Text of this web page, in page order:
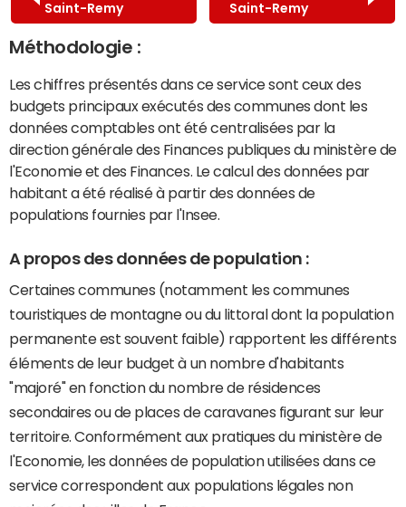
Saint-Remy
Saint-Remy
Méthodologie :
Les chiffres présentés dans ce service sont ceux des
budgets principaux exécutés des communes dont les
données comptables ont été centralisées par la
direction générale des Finances publiques du ministère de
l'Economie et des Finances. Le calcul des données par
habitant a été réalisé à partir des données de
populations fournies par l'Insee.
A propos des données de population :
Certaines communes (notamment les communes
touristiques de montagne ou du littoral dont la population
permanente est souvent faible) rapportent les différents
éléments de leur budget à un nombre d'habitants
"majoré" en fonction du nombre de résidences
secondaires ou de places de caravanes figurant sur leur
territoire. Conformément aux pratiques du ministère de
l'Economie, les données de population utilisées dans ce
service correspondent aux populations légales non